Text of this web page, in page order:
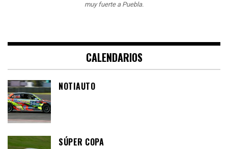
muy fuerte a Puebla.
CALENDARIOS
NOTIAUTO
SÚPER COPA